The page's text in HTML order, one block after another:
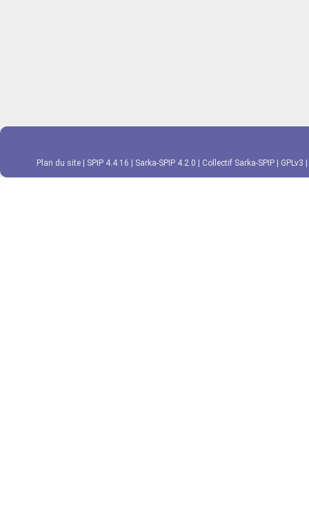
Plan du site SPIP 4.4.16 Sarka-SPIP 4.2.0 Collectif Sarka-SPIP GPLv3